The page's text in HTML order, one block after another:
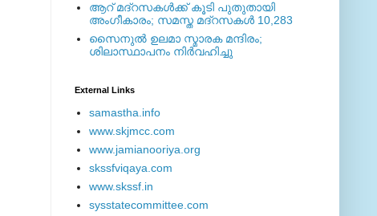
ആറ് മദ്റസകള്‍ക്ക് കൂടി പുതുതായി
അംഗീകാരം; സമസ്ത മദ്റസകള്‍ 10,283
സൈനുല്‍ ഉലമാ സ്മാരക മന്ദിരം;
ശിലാസ്ഥാപനം നിര്‍വഹിച്ചു
External ‎Links
samastha.info
www.skjmcc.com
www.jamianooriya.org
skssfviqaya.com
www.skssf.in
sysstatecommittee.com